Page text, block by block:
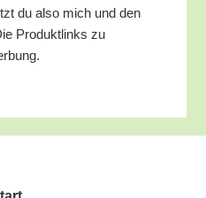
du also mich und den
Pro­dukt­links zu